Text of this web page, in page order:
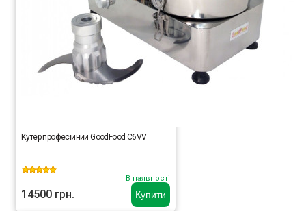
Купити
Кутер професійний GoodFood C6VV
В наявності
14500 грн.